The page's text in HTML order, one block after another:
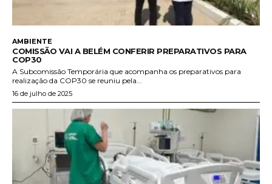
AMBIENTE
COMISSÃO VAI A BELÉM CONFERIR PREPARATIVOS PARA
COP30
A Subcomissão Temporária que acompanha os preparativos para
realização da COP30 se reuniu pela...
16 de julho de 2025